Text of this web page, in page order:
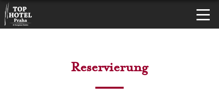
Reservierung